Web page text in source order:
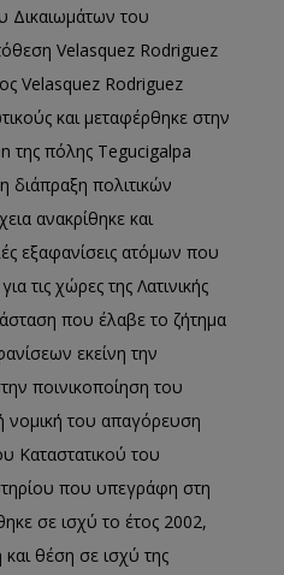
Δικαιωμάτων του
Velasquez Rodriguez
Velasquez Rodriguez
και μεταφέρθηκε στην
της πόλης Tegucigalpa
διάπραξη πολιτικών
ανακρίθηκε και
εξαφανίσεις ατόμων που
τις χώρες της Λατινικής
που έλαβε το ζήτημα
εκείνη την
ποινικοποίηση του
νομική του απαγόρευση
Καταστατικού του
που υπεγράφη στη
σε ισχύ το έτος 2002,
θέση σε ισχύ της